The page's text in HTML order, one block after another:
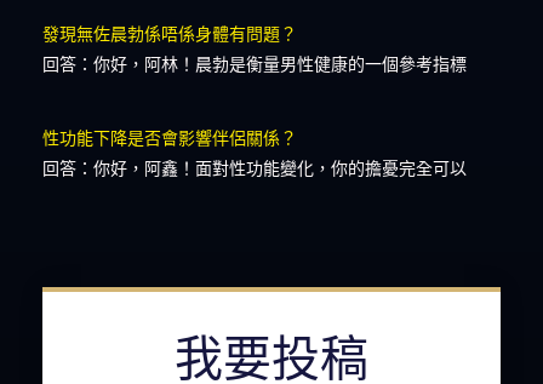
發現無佐晨勃係唔係身體有問題？
回答：你好，阿林！晨勃是衡量男性健康的一個參考指標
性功能下降是否會影響伴侶關係？
回答：你好，阿鑫！面對性功能變化，你的擔憂完全可以
我要投稿